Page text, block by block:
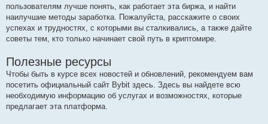
пользователям лучше понять, как работает эта биржа, и найти
наилучшие методы заработка. Пожалуйста, расскажите о своих
успехах и трудностях, с которыми вы сталкивались, а также дайте
советы тем, кто только начинает свой путь в криптомире.
Полезные ресурсы
Чтобы быть в курсе всех новостей и обновлений, рекомендуем вам
посетить официальный сайт Bybit здесь. Здесь вы найдете всю
необходимую информацию об услугах и возможностях, которые
предлагает эта платформа.